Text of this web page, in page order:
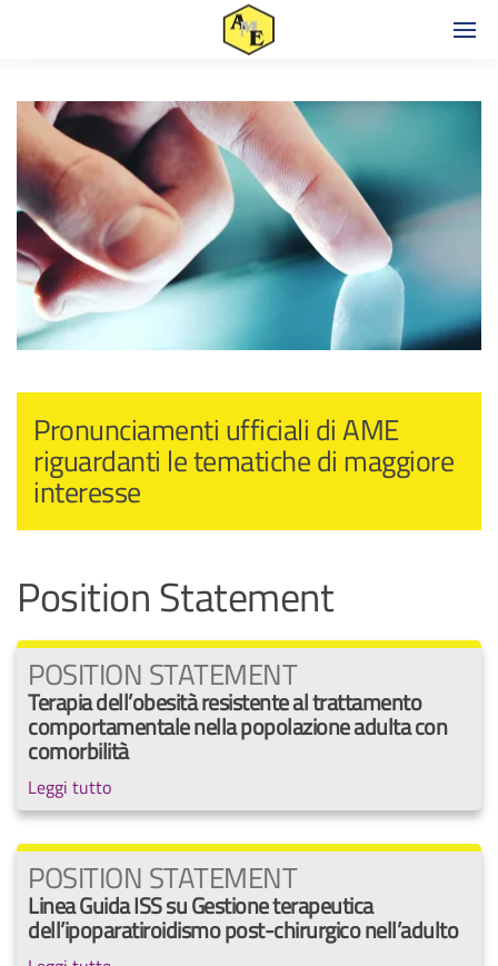
Pronunciamenti ufficiali di AME
riguardanti le tematiche di maggiore
interesse
Position Statement
POSITION STATEMENT
Terapia dell’obesità resistente al trattamento
comportamentale nella popolazione adulta con
comorbilità
Leggi tutto
POSITION STATEMENT
Linea Guida ISS su Gestione terapeutica
dell’ipoparatiroidismo post-chirurgico nell’adulto